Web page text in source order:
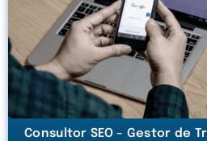
Consultor SEO – Gestor de